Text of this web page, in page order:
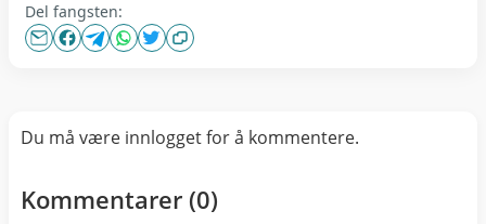
Del fangsten:
Du må være innlogget for å kommentere.
Kommentarer (0)